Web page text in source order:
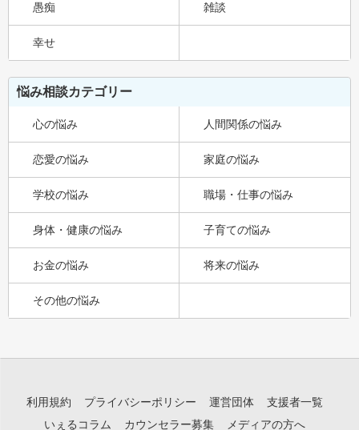
愚痴 雑談
幸せ
悩み相談カテゴリー
心の悩み 人間関係の悩み
恋愛の悩み 家庭の悩み
学校の悩み 職場・仕事の悩み
身体・健康の悩み 子育ての悩み
お金の悩み 将来の悩み
その他の悩み
利用規約 プライバシーポリシー 運営団体
支援者一覧
いぇるコラム
カウンセラー募集 メディアの方へ